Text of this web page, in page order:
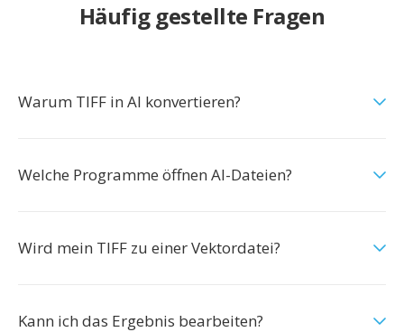
Häufig gestellte Fragen
Warum TIFF in AI konvertieren?
Welche Programme öffnen AI-Dateien?
Wird mein TIFF zu einer Vektordatei?
Kann ich das Ergebnis bearbeiten?